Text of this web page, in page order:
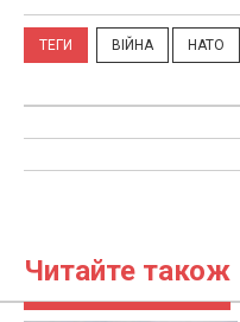
ТЕГИ ВІЙНА НАТО
Читайте також